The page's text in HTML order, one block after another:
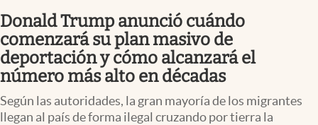
Espiritual
Streaming
Lifestyle
Donald Trump anunció cuándo
comenzará su plan masivo de
deportación y cómo alcanzará el
número más alto en décadas
Según las autoridades, la gran mayoría de los migrantes
llegan al país de forma ilegal cruzando por tierra la